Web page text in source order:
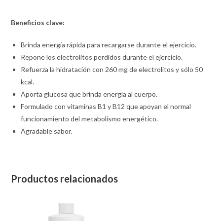
Beneficios clave:
Brinda energía rápida para recargarse durante el ejercicio.
Repone los electrolitos perdidos durante el ejercicio.
Refuerza la hidratación con 260 mg de electrolitos y sólo 50
kcal.
Aporta glucosa que brinda energía al cuerpo.
Formulado con vitaminas B1 y B12 que apoyan el normal
funcionamiento del metabolismo energético.
Agradable sabor.
Productos relacionados